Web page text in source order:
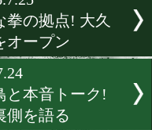
世界王座奪還へ
でファンに誓っ
須川天心との